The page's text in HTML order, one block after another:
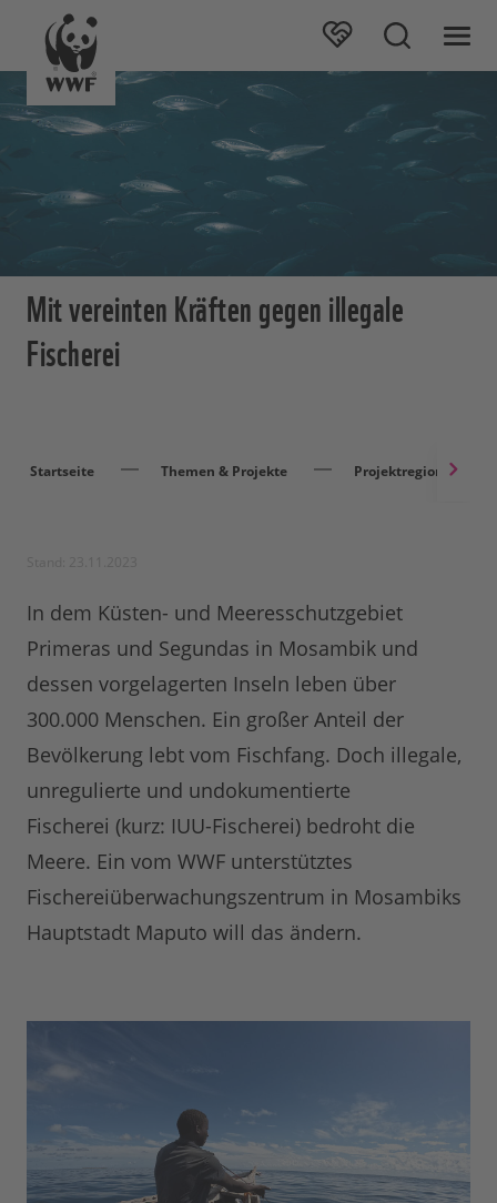
Mit vereinten Kräften gegen illegale
Fischerei
Startseite Themen & Projekte Projektregionen
In dem Küsten- und Meeresschutzgebiet
Primeras und Segundas in Mosambik und
dessen vorgelagerten Inseln leben über
300.000 Menschen. Ein großer Anteil der
Bevölkerung lebt vom Fischfang. Doch illegale,
unregulierte und undokumentierte
Fischerei (kurz: IUU-Fischerei) bedroht die
Meere. Ein vom WWF unterstütztes
Fischereiüberwachungszentrum in Mosambiks
Hauptstadt Maputo will das ändern.